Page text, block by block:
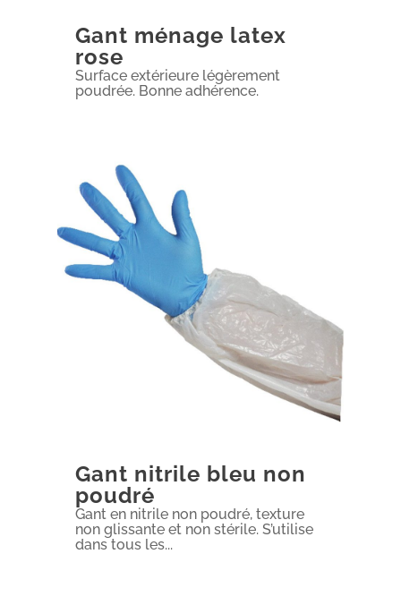
Gant ménage latex
rose
Surface extérieure légèrement
poudrée. Bonne adhérence.
Gant nitrile bleu non
poudré
Gant en nitrile non poudré, texture
non glissante et non stérile. S’utilise
dans tous les...